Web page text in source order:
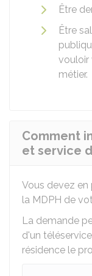
Être
Être
vouloir
métier.
Comment
et service
Vous devez en
la MDPH de
La demande
d'un
résidence le